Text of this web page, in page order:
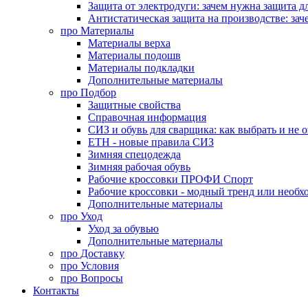
Защита от электродуги: зачем нужна защита
Антистатическая защита на производстве:
про Материалы
Материалы верха
Материалы подошв
Материалы подкладки
Дополнительные материалы
про Подбор
Защитные свойства
Справочная информация
СИЗ и обувь для сварщика: как выбрать и не
ЕТН - новые правила СИЗ
Зимняя спецодежда
Зимняя рабочая обувь
Рабочие кроссовки ПРОФИ Спорт
Рабочие кроссовки - модный тренд или
Дополнительные материалы
про Уход
Уход за обувью
Дополнительные материалы
про Доставку
про Условия
про Вопросы
Контакты